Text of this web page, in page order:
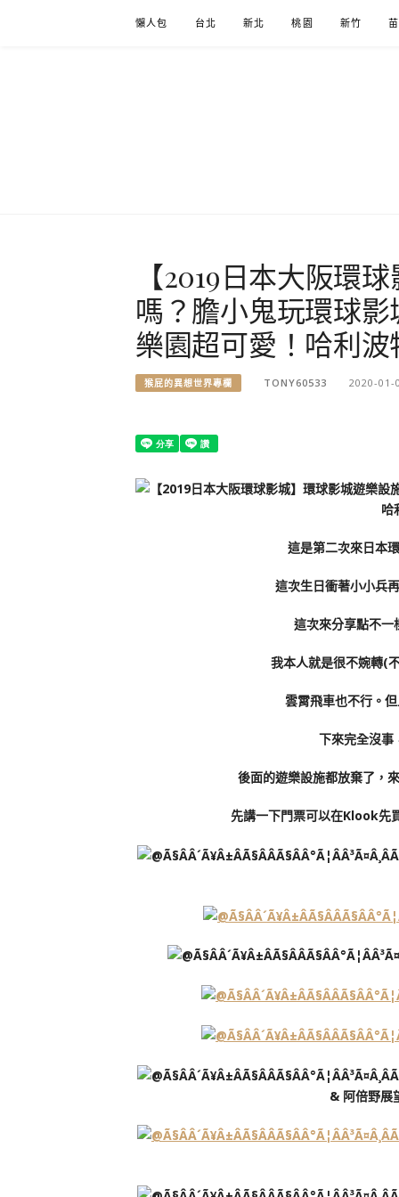
懶人包 台北 新北 桃園 新竹
【2019日本大阪環
嗎？膽小鬼玩環球
樂園超可愛！哈利
猴屁的異想世界專欄 TONY60533 2020-01-
這是第二次來日本
這次生日衝著小小兵
這次來分享點不一
我本人就是很不婉轉(
雲霄飛車也不行。
下來完全沒事
後面的遊樂設施都放棄了，
先講一下門票可以在Klook先
& 阿倍野展